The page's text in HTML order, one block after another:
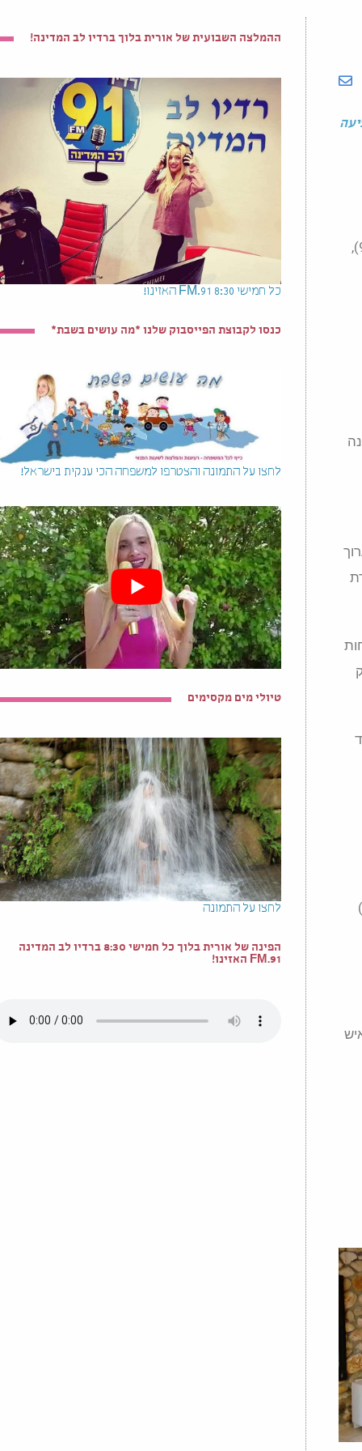
למושבה ראש פינה (כ-4 דק' נסיעה על כביש 90), מציעה
גבעת אורן – חוות מייסטר הינה חווה חקלאית-תיירותית הממוקמת צפונית למושבה ראש פינה (כ-4 דק' נסיעה על כביש 90),
ההמלצה השבועית של אורית בלוך ברדיו לב המדינה!
כל חמישי 8:30 91.FM האזינו!
כנסו לקבוצת הפייסבוק שלנו *מה עושים בשבת*
לחצו על התמונה והצטרפו למשפחה הכי ענקית בישראל!
טיולי מים מקסימים
לחצו על התמונה
הפינה של אורית בלוך כל חמישי 8:30 ברדיו לב המדינה
91.FM האזינו!